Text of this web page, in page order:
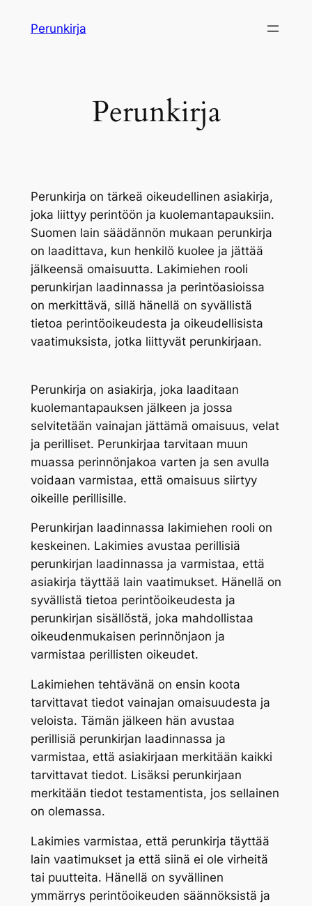
sisältöön
Perunkirja
Perunkirja
Perunkirja on tärkeä oikeudellinen asiakirja,
joka liittyy perintöön ja kuolemantapauksiin.
Suomen lain säädännön mukaan perunkirja
on laadittava, kun henkilö kuolee ja jättää
jälkeensä omaisuutta. Lakimiehen rooli
perunkirjan laadinnassa ja perintöasioissa
on merkittävä, sillä hänellä on syvällistä
tietoa perintöoikeudesta ja oikeudellisista
vaatimuksista, jotka liittyvät perunkirjaan.
Perunkirja on asiakirja, joka laaditaan
kuolemantapauksen jälkeen ja jossa
selvitetään vainajan jättämä omaisuus, velat
ja perilliset. Perunkirjaa tarvitaan muun
muassa perinnönjakoa varten ja sen avulla
voidaan varmistaa, että omaisuus siirtyy
oikeille perillisille.
Perunkirjan laadinnassa lakimiehen rooli on
keskeinen. Lakimies avustaa perillisiä
perunkirjan laadinnassa ja varmistaa, että
asiakirja täyttää lain vaatimukset. Hänellä on
syvällistä tietoa perintöoikeudesta ja
perunkirjan sisällöstä, joka mahdollistaa
oikeudenmukaisen perinnönjaon ja
varmistaa perillisten oikeudet.
Lakimiehen tehtävänä on ensin koota
tarvittavat tiedot vainajan omaisuudesta ja
veloista. Tämän jälkeen hän avustaa
perillisiä perunkirjan laadinnassa ja
varmistaa, että asiakirjaan merkitään kaikki
tarvittavat tiedot. Lisäksi perunkirjaan
merkitään tiedot testamentista, jos sellainen
on olemassa.
Lakimies varmistaa, että perunkirja täyttää
lain vaatimukset ja että siinä ei ole virheitä
tai puutteita. Hänellä on syvällinen
ymmärrys perintöoikeuden säännöksistä ja